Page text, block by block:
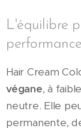
L'équilibre
Hair Cream
végane, à
neutre. Elle
permanente,